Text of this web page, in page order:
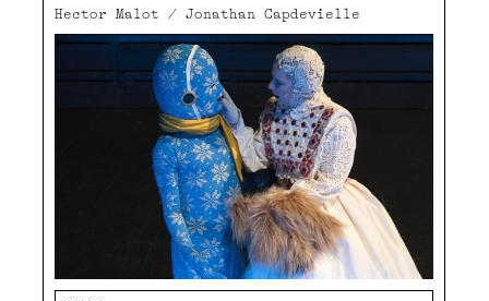
Hector Malot / Jonathan Capdevielle